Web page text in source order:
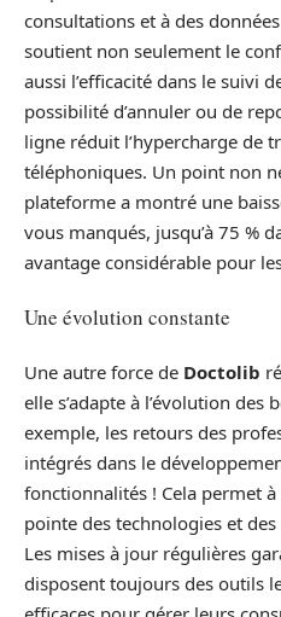
consultations et à des
soutient non seulement le
aussi l’efficacité dans le suivi
possibilité d’annuler ou de
ligne réduit l’hypercharge de
téléphoniques. Un point non
plateforme a montré une
vous manqués, jusqu’à 75 %
avantage considérable pour
Une évolution constante
Une autre force de Doctolib
elle s’adapte à l’évolution des
exemple, les retours des
intégrés dans le
fonctionnalités ! Cela permet
pointe des technologies et
Les mises à jour régulières
disposent toujours des outils